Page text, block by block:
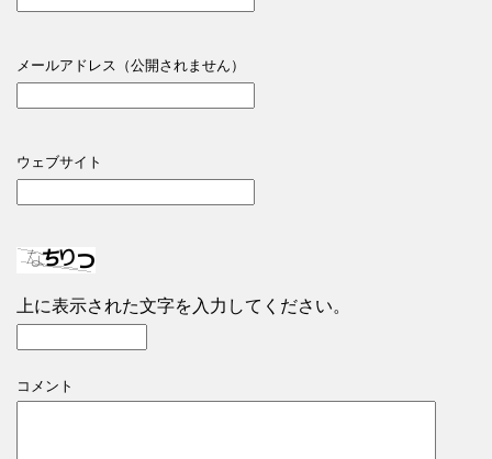
メールアドレス（公開されません）
ウェブサイト
上に表示された文字を入力してください。
コメント